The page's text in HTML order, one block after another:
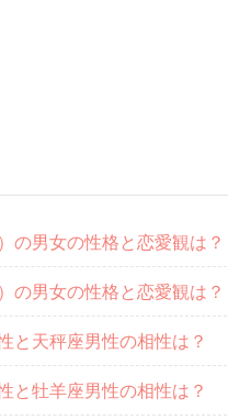
の男女の性格と恋愛観は？
の男女の性格と恋愛観は？
と天秤座男性の相性は？
と牡羊座男性の相性は？